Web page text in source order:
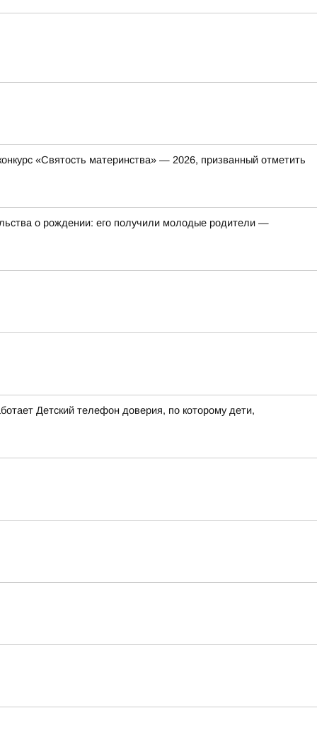
«Святость материнства» — 2026, призванный отметить
о рождении: его получили молодые родители —
Детский телефон доверия, по которому дети,